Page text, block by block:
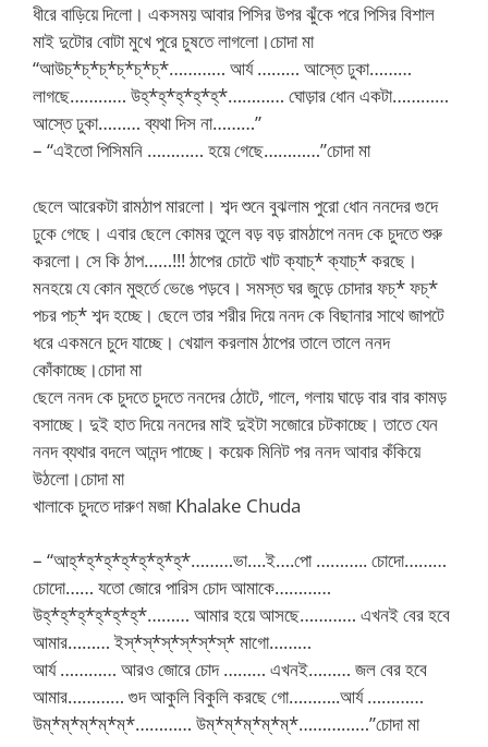
ধীরে বাড়িয়ে দিলো। একসময় আবার পিসির উপর ঝুঁকে পরে পিসির বিশাল
মাই দুটোর বোটা মুখে পুরে চুষতে লাগলো।চোদা মা
“আউচ্*চ্*চ্*চ্*চ্*চ্*………… আর্য ……… আস্তে ঢুকা………
লাগছে………… উহ্*হ্*হ্*হ্*হ্*………… ঘোড়ার ধোন একটা…………
আস্তে ঢুকা……… ব্যথা দিস না………”
– “এইতো পিসিমনি ………… হয়ে গেছে…………”চোদা মা
ছেলে আরেকটা রামঠাপ মারলো। শব্দ শুনে বুঝলাম পুরো ধোন ননদের গুদে
ঢুকে গেছে। এবার ছেলে কোমর তুলে বড় বড় রামঠাপে ননদ কে চুদতে শুরু
করলো। সে কি ঠাপ……!!! ঠাপের চোটে খাট ক্যাচ্* ক্যাচ্* করছে।
মনহয়ে যে কোন মুহুর্তে ভেঙে পড়বে। সমস্ত ঘর জুড়ে চোদার ফচ্* ফচ্*
পচর পচ্* শব্দ হচ্ছে। ছেলে তার শরীর দিয়ে ননদ কে বিছানার সাথে জাপটে
ধরে একমনে চুদে যাচ্ছে। খেয়াল করলাম ঠাপের তালে তালে ননদ
কোঁকাচ্ছে।চোদা মা
ছেলে ননদ কে চুদতে চুদতে ননদের ঠোটে, গালে, গলায় ঘাড়ে বার বার কামড়
বসাচ্ছে। দুই হাত দিয়ে ননদের মাই দুইটা সজোরে চটকাচ্ছে। তাতে যেন
ননদ ব্যথার বদলে আনন্দ পাচ্ছে। কয়েক মিনিট পর ননদ আবার কঁকিয়ে
উঠলো।চোদা মা
খালাকে চুদতে দারুণ মজা Khalake Chuda
– “আহ্*হ্*হ্*হ্*হ্*হ্*হ্*………ভা….ই….পো ……….. চোদো………
চোদো…… যতো জোরে পারিস চোদ আমাকে…………
উহ্*হ্*হ্*হ্*হ্*হ্*……… আমার হয়ে আসছে………… এখনই বের হবে
আমার……… ইস্*স্*স্*স্*স্*স্* মাগো………
আর্য ………… আরও জোরে চোদ ……… এখনই……… জল বের হবে
আমার………… গুদ আকুলি বিকুলি করছে গো………..আর্য …………
উম্*ম্*ম্*ম্*ম্*………… উম্*ম্*ম্*ম্*ম্*……………”চোদা মা